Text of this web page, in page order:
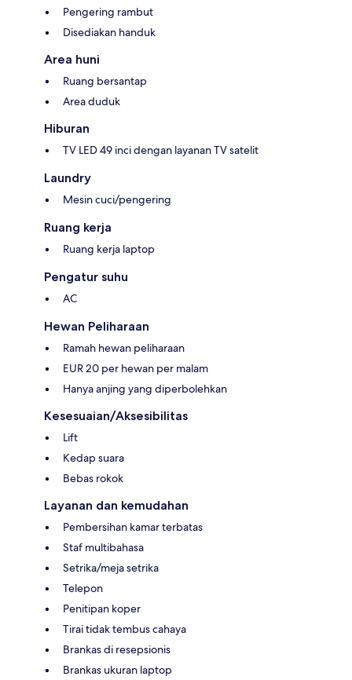
Pengering rambut
Disediakan handuk
Area huni
Ruang bersantap
Area duduk
Hiburan
TV LED 49 inci dengan layanan TV satelit
Laundry
Mesin cuci/pengering
Ruang kerja
Ruang kerja laptop
Pengatur suhu
AC
Hewan Peliharaan
Ramah hewan peliharaan
EUR 20 per hewan per malam
Hanya anjing yang diperbolehkan
Kesesuaian/Aksesibilitas
Lift
Kedap suara
Bebas rokok
Layanan dan kemudahan
Pembersihan kamar terbatas
Staf multibahasa
Setrika/meja setrika
Telepon
Penitipan koper
Tirai tidak tembus cahaya
Brankas di resepsionis
Brankas ukuran laptop